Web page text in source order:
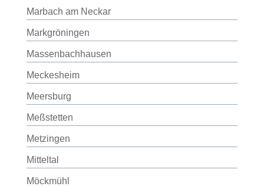
Marbach am Neckar
Markgröningen
Massenbachhausen
Meckesheim
Meersburg
Meßstetten
Metzingen
Mitteltal
Möckmühl